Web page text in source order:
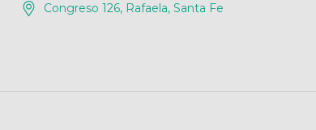
Congreso 126, Rafaela, Santa Fe